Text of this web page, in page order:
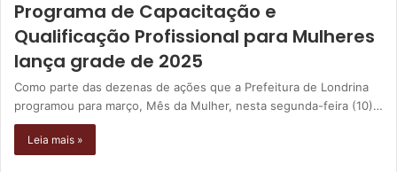
Programa de Capacitação e
Qualificação Profissional para Mulheres
lança grade de 2025
Como parte das dezenas de ações que a Prefeitura de Londrina
programou para março, Mês da Mulher, nesta segunda-feira (10)…
Leia mais »